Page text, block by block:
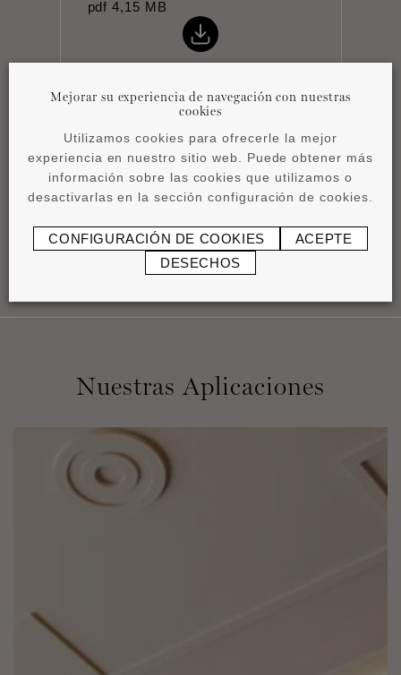
pdf 4,15 MB
Instrucciones de
instalación
pdf 1,17 MB
Nuestras Aplicaciones
Mejorar su experiencia de navegación con nuestras
cookies
Utilizamos cookies para ofrecerle la mejor
experiencia en nuestro sitio web. Puede obtener más
información sobre las cookies que utilizamos o
desactivarlas en la sección configuración de cookies.
CONFIGURACIÓN DE COOKIES
ACEPTE
DESECHOS